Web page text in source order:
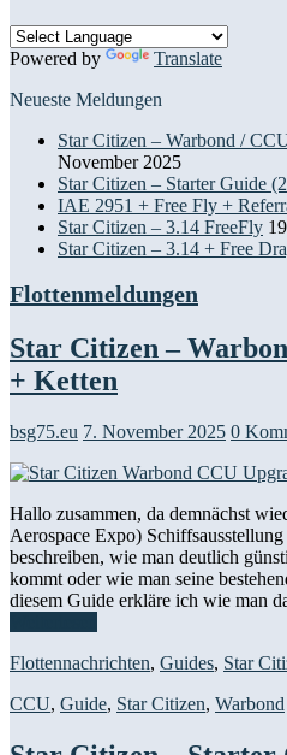
Powered by
Translate
Neueste Meldungen
Star Citizen – Warbond /
November 2025
Star Citizen – Starter Guide
IAE 2951 + Free Fly +
Star Citizen – 3.14 FreeFly
Star Citizen – 3.14 + Free
Flottenmeldungen
Star Citizen –
+ Ketten
bsg75.eu 7. November 2025 0
Hallo zusammen, da demnächst
Aerospace Expo)
beschreiben, wie man deutlich
kommt oder wie man seine
diesem Guide erkläre ich wie man
Flottennachrichten, Guides, Star
CCU, Guide, Star Citizen, Warbond